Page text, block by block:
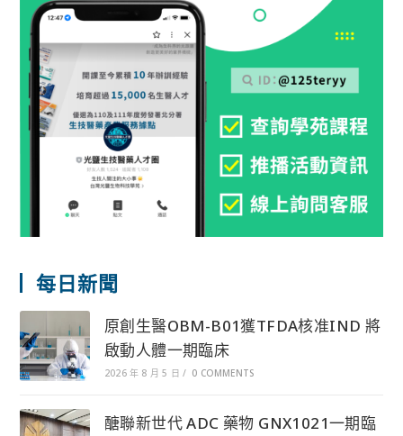
每日新聞
原創生醫OBM-B01獲TFDA核准IND 將
啟動人體一期臨床
2026 年 8 月 5 日 / 0 COMMENTS
醣聯新世代 ADC 藥物 GNX1021一期臨